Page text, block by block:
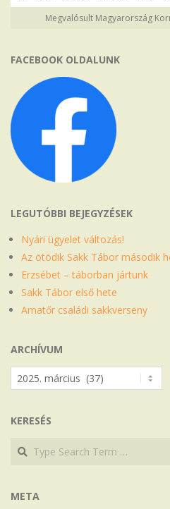
Megvalósult Magyarország
FACEBOOK OLDALUNK
LEGUTÓBBI BEJEGYZÉSEK
Nyári ügyelet változás!
Az ötödik Sakk Tábor második
Erzsébet – táborban jártunk
Sakk Tábor első hete
Amatőr családi sakkverseny
ARCHÍVUM
Archívum
KERESÉS
Search
Search
META